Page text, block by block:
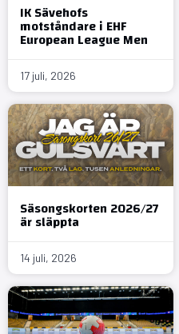
IK Sävehofs
motståndare i EHF
European League Men
17 juli, 2026
Säsongskorten 2026/27
är släppta
14 juli, 2026